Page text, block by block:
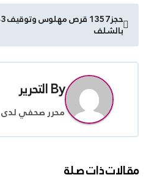
تصفّح
المقالات
بالشلف
Byالتحرير
محرر صحفي لدى
مقالات ذات صلة